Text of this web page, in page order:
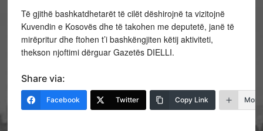
Të gjithë bashkatdhetarët të cilët dëshirojnë ta vizitojnë
Kuvendin e Kosovës dhe të takohen me deputetë, janë të
mirëpritur dhe ftohen t’i bashkëngjiten këtij aktiviteti,
thekson njoftimi dërguar Gazetës DIELLI.
Share via:
Facebook Twitter Copy Link More